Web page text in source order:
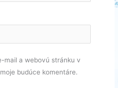
mail a webovú stránku v
budúce komentáre.